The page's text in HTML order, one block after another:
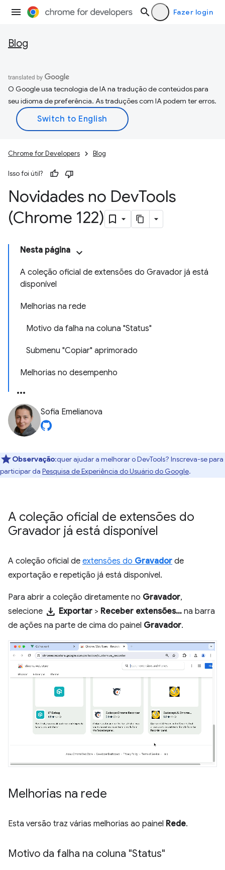
Fazer login
Blog
O Google usa tecnologia de IA na tradução de conteúdos para
seu idioma de preferência. As traduções com IA podem ter erros.
Chrome for Developers Blog
Isso foi útil?
Novidades no DevTools
(Chrome 122)
Nesta página
A coleção oficial de extensões do Gravador já está
disponível
Melhorias na rede
Motivo da falha na coluna "Status"
Submenu "Copiar" aprimorado
Melhorias no desempenho
Sofia Emelianova
Observação:quer ajudar a melhorar o DevTools? Inscreva-se para
participar da Pesquisa de Experiência do Usuário do Google.
A coleção oficial de extensões do
Gravador já está disponível
A coleção oficial de extensões do Gravador de
exportação e repetição já está disponível.
Para abrir a coleção diretamente no Gravador,
selecione download Exportar > Receber extensões… na barra
de ações na parte de cima do painel Gravador.
Melhorias na rede
Esta versão traz várias melhorias ao painel Rede.
Motivo da falha na coluna "Status"